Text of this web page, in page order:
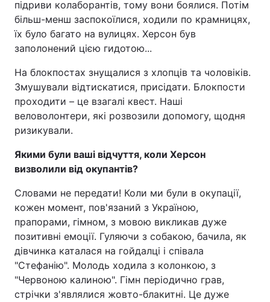
підриви колаборантів, тому вони боялися. Потім
більш-менш заспокоїлися, ходили по крамницях,
їх було багато на вулицях. Херсон був
заполонений цією гидотою...
На блокпостах знущалися з хлопців та чоловіків.
Змушували відтискатися, присідати. Блокпости
проходити – це взагалі квест. Наші
веловолонтери, які розвозили допомогу, щодня
ризикували.
Якими були ваші відчуття, коли Херсон
визволили від окупантів?
Словами не передати! Коли ми були в окупації,
кожен момент, пов'язаний з Україною,
прапорами, гімном, з мовою викликав дуже
позитивні емоції. Гуляючи з собакою, бачила, як
дівчинка каталася на гойдалці і співала
"Стефанію". Молодь ходила з колонкою, з
"Червоною калиною". Гімн періодично грав,
стрічки з'являлися жовто-блакитні. Це дуже